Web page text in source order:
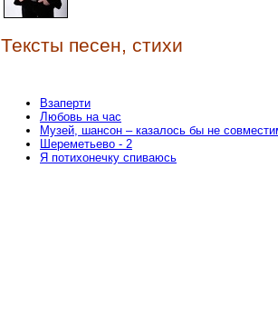
Тексты песен, стихи
Взаперти
Любовь на час
Музей, шансон – казалось бы не
Шереметьево - 2
Я потихонечку спиваюсь